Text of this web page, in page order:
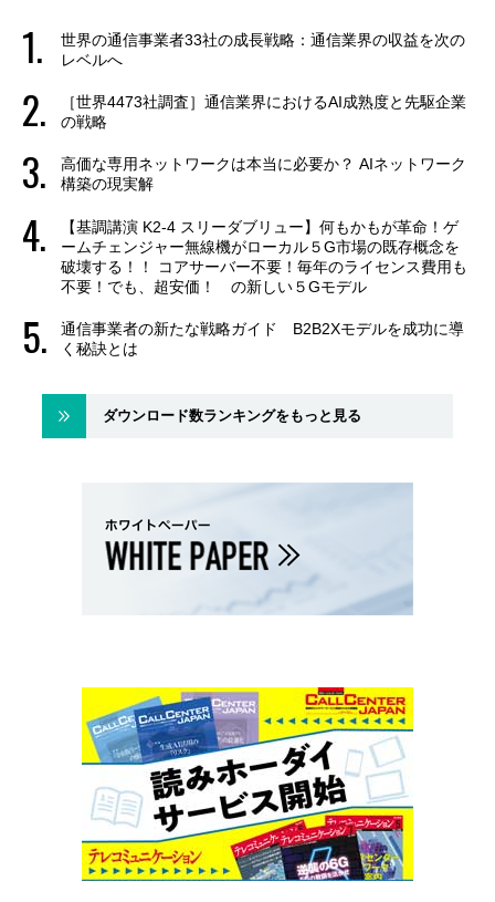
世界の通信事業者33社の成長戦略：通信業界の収益を次の
レベルへ
［世界4473社調査］通信業界におけるAI成熟度と先駆企業
の戦略
高価な専用ネットワークは本当に必要か？ AIネットワーク
構築の現実解
【基調講演 K2-4 スリーダブリュー】何もかもが革命！ゲ
ームチェンジャー無線機がローカル５G市場の既存概念を
破壊する！！ コアサーバー不要！毎年のライセンス費用も
不要！でも、超安価！ の新しい５Gモデル
通信事業者の新たな戦略ガイド B2B2Xモデルを成功に導
く秘訣とは
ダウンロード数ランキングをもっと見る